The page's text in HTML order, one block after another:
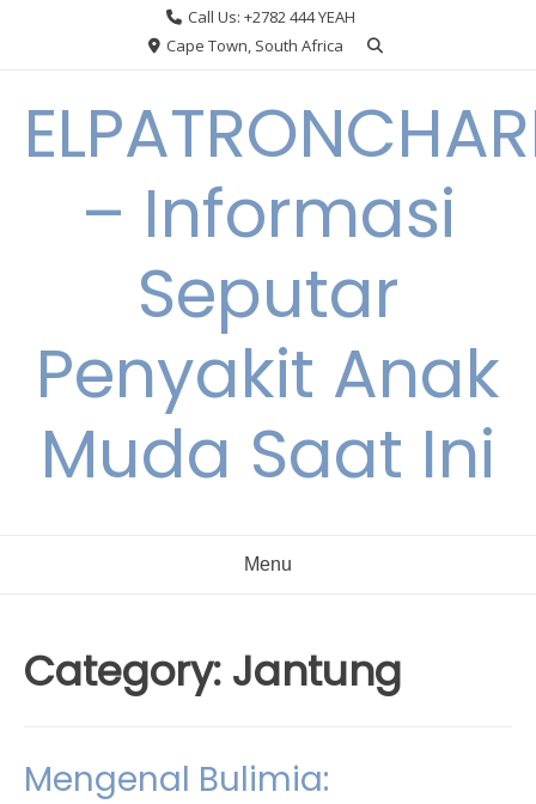
Call Us: +2782 444 YEAH
Cape Town, South Africa
– Informasi
Seputar
Penyakit Anak
Muda Saat Ini
Menu
Category: Jantung
Mengenal Bulimia: